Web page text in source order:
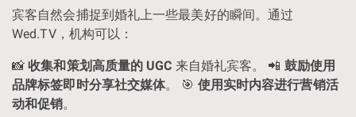
宾客自然会捕捉到婚礼上一些最美好的瞬间。通过
Wed.TV，机构可以：
📸收集和策划高质量的 UGC 来自婚礼宾客。 📲 鼓励使用
品牌标签即时分享社交媒体。 🎯 使用实时内容进行营销活
动和促销。